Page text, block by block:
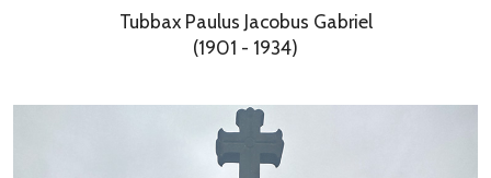
Tubbax Paulus Jacobus Gabriel
(1901 - 1934)